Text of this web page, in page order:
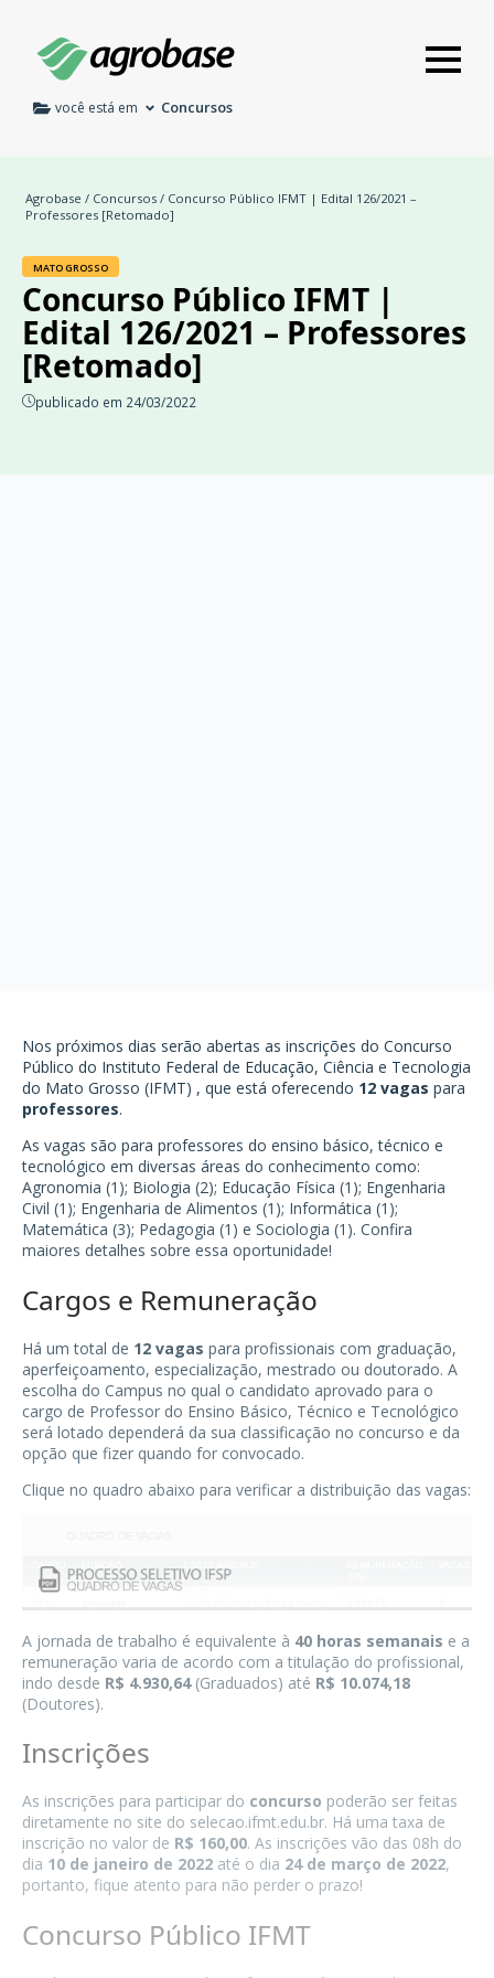
você está em Concursos
Agrobase / Concursos / Concurso Público IFMT | Edital 126/2021 –
Professores [Retomado]
MATO GROSSO
Concurso Público IFMT |
Edital 126/2021 – Professores
[Retomado]
publicado em 24/03/2022
Nos próximos dias serão abertas as inscrições do Concurso
Público do Instituto Federal de Educação, Ciência e Tecnologia
do Mato Grosso (IFMT) , que está oferecendo 12 vagas para
professores.
As vagas são para professores do ensino básico, técnico e
tecnológico em diversas áreas do conhecimento como:
Agronomia (1); Biologia (2); Educação Física (1); Engenharia
Civil (1); Engenharia de Alimentos (1); Informática (1);
Matemática (3); Pedagogia (1) e Sociologia (1). Confira
maiores detalhes sobre essa oportunidade!
Cargos e Remuneração
Há um total de 12 vagas para profissionais com graduação,
aperfeiçoamento, especialização, mestrado ou doutorado. A
escolha do Campus no qual o candidato aprovado para o
cargo de Professor do Ensino Básico, Técnico e Tecnológico
será lotado dependerá da sua classificação no concurso e da
opção que fizer quando for convocado.
Clique no quadro abaixo para verificar a distribuição das vagas:
A jornada de trabalho é equivalente à 40 horas semanais e a
remuneração varia de acordo com a titulação do profissional,
indo desde R$ 4.930,64(Graduados) até R$ 10.074,18
(Doutores).
Inscrições
As inscrições para participar do concurso poderão ser feitas
diretamente no site do selecao.ifmt.edu.br. Há uma taxa de
inscrição no valor de R$ 160,00. As inscrições vão das 08h do
dia 10 de janeiro de 2022 até o dia 24 de março de 2022,
portanto, fique atento para não perder o prazo!
Concurso Público IFMT